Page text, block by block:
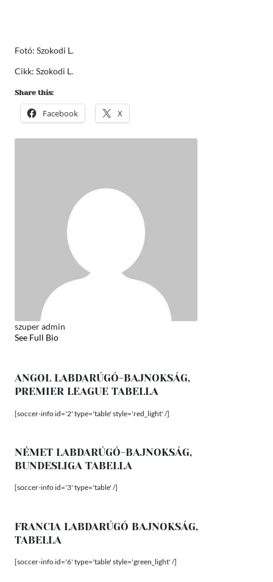
Fotó: Szokodi L.
Cikk: Szokodi L.
Share this:
Facebook X
szuper admin
See Full Bio
ANGOL LABDARÚGÓ-BAJNOKSÁG,
PREMIER LEAGUE TABELLA
[soccer-info id='2' type='table' style='red_light' /]
NÉMET LABDARÚGÓ-BAJNOKSÁG,
BUNDESLIGA TABELLA
[soccer-info id='3' type='table' /]
FRANCIA LABDARÚGÓ BAJNOKSÁG,
TABELLA
[soccer-info id='6' type='table' style='green_light' /]